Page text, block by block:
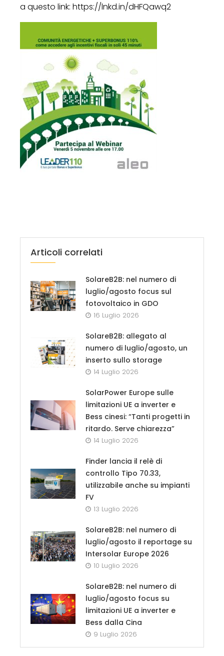
a questo link: https://lnkd.in/dHFQawq2
Articoli correlati
SolareB2B: nel numero di
luglio/agosto focus sul
fotovoltaico in GDO
16 Luglio 2026
SolareB2B: allegato al
numero di luglio/agosto, un
inserto sullo storage
14 Luglio 2026
SolarPower Europe sulle
limitazioni UE a inverter e
Bess cinesi: “Tanti progetti in
ritardo. Serve chiarezza”
14 Luglio 2026
Finder lancia il relè di
controllo Tipo 70.33,
utilizzabile anche su impianti
FV
13 Luglio 2026
SolareB2B: nel numero di
luglio/agosto il reportage su
Intersolar Europe 2026
10 Luglio 2026
SolareB2B: nel numero di
luglio/agosto focus su
limitazioni UE a inverter e
Bess dalla Cina
9 Luglio 2026